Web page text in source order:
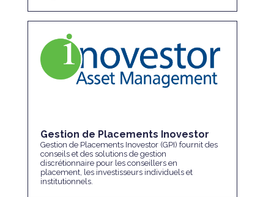
Gestion de Placements Inovestor
Gestion de Placements Inovestor (GPI) fournit des
conseils et des solutions de gestion
discrétionnaire pour les conseillers en
placement, les investisseurs individuels et
institutionnels.